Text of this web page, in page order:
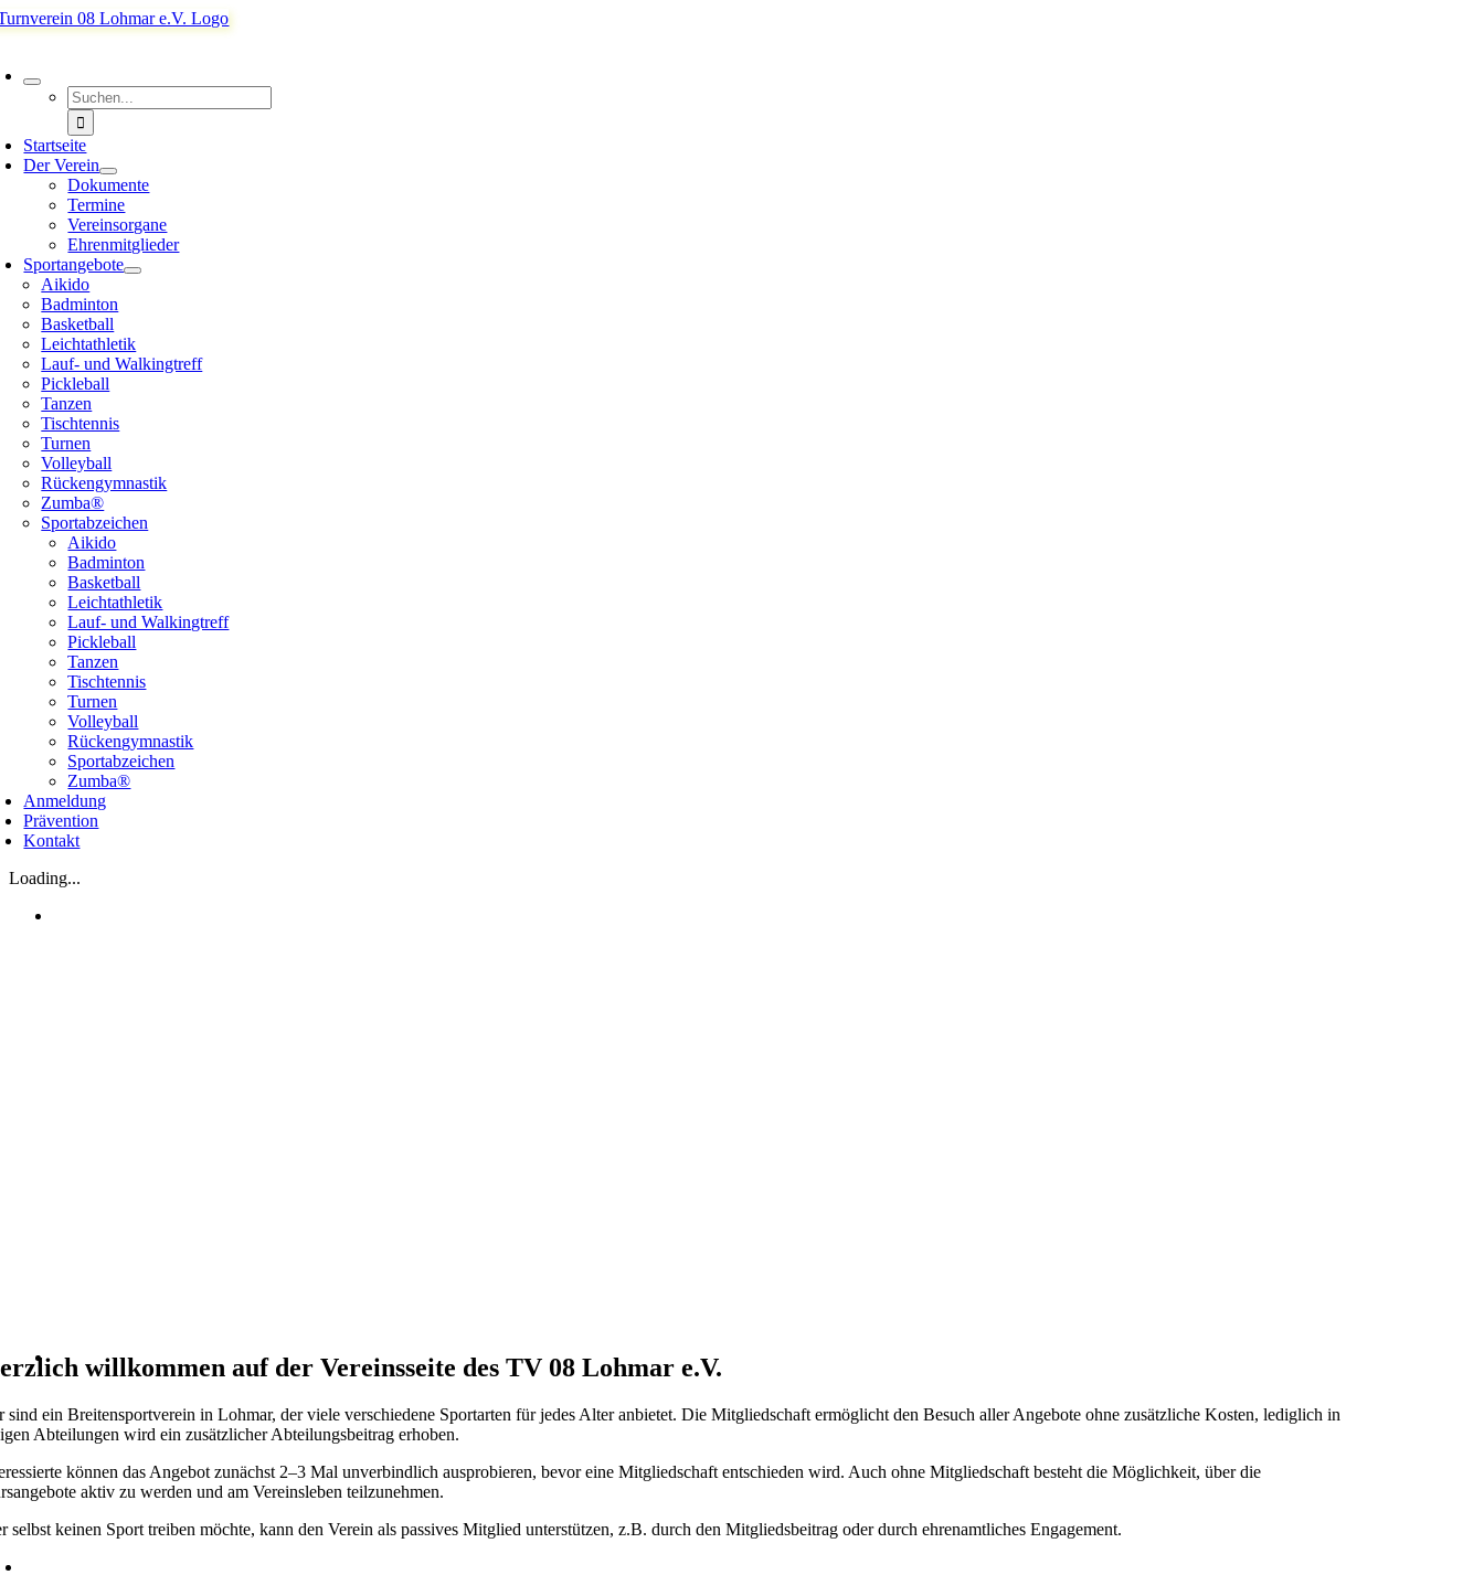
Zum
Inhalt
Suche
nach:
Startseite
Der Verein
Dokumente
Termine
Vereinsorgane
Ehrenmitglieder
Sportangebote
Aikido
Badminton
Basketball
Leichtathletik
Lauf- und Walkingtreff
Pickleball
Tanzen
Tischtennis
Turnen
Volleyball
Rückengymnastik
Zumba®
Sportabzeichen
Aikido
Badminton
Basketball
Leichtathletik
Lauf- und Walkingtreff
Pickleball
Tanzen
Tischtennis
Turnen
Volleyball
Rückengymnastik
Sportabzeichen
Zumba®
Anmeldung
Prävention
Kontakt
Loading...
willkommen auf der Vereinsseite des TV 08 Lohmar e.V.
sind ein Breitensportverein in Lohmar, der viele verschiedene Sportarten für jedes Alter anbietet. Die Mitgliedschaft ermöglicht den Besuch aller Angebote ohne zusätzliche Kosten, lediglich in
Abteilungen wird ein zusätzlicher Abteilungsbeitrag erhoben.
können das Angebot zunächst 2–3 Mal unverbindlich ausprobieren, bevor eine Mitgliedschaft entschieden wird. Auch ohne Mitgliedschaft besteht die Möglichkeit, über die
aktiv zu werden und am Vereinsleben teilzunehmen.
selbst keinen Sport treiben möchte, kann den Verein als passives Mitglied unterstützen, z.B. durch den Mitgliedsbeitrag oder durch ehrenamtliches Engagement.